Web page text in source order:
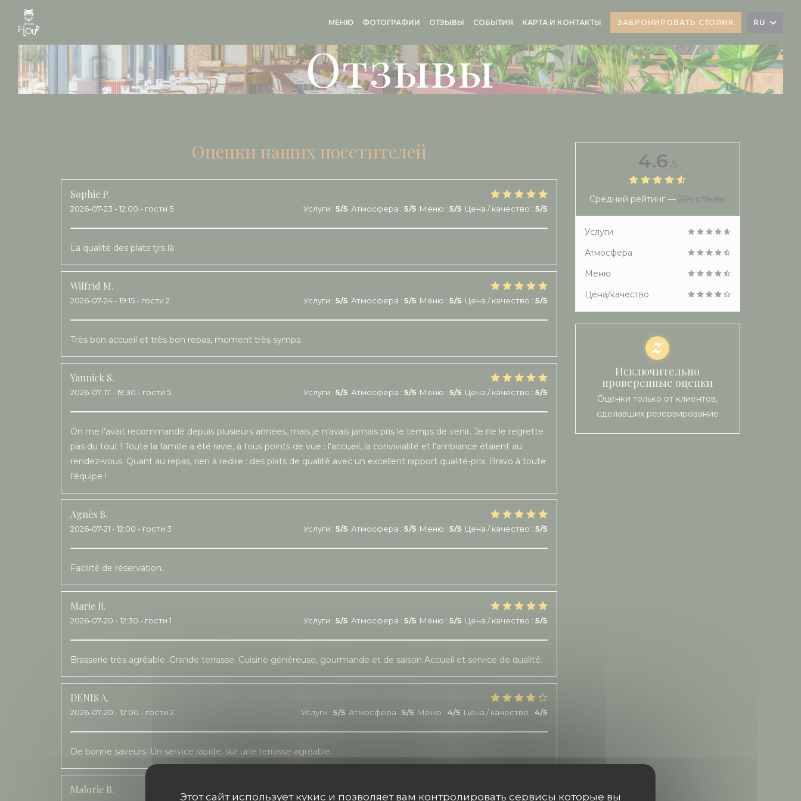
Панель управления cookies
Этот сайт использует кукис и позволяет вам контролировать сервисы которые вы
МЕНЮ ФОТОГРАФИИ ОТЗЫВЫ СОБЫТИЯ КАРТА И КОНТАКТЫ ЗАБРОНИРОВАТЬ СТОЛИК RU
Отзывы
Оценки наших посетителей
Sophie P
2026-07-23 - 12:00 - гости 5 Услуги : 5/5 Атмосфера : 5/5 Меню : 5/5 Цена / качество : 5/5
La qualité des plats tjrs là
Wilfrid M
2026-07-24 - 19:15 - гости 2 Услуги : 5/5 Атмосфера : 5/5 Меню : 5/5 Цена / качество : 5/5
Très bon accueil et très bon repas, moment très sympa.
Yannick S
2026-07-17 - 19:30 - гости 5 Услуги : 5/5 Атмосфера : 5/5 Меню : 5/5 Цена / качество : 5/5
On me l'avait recommandé depuis plusieurs années, mais je n'avais jamais pris le temps de venir. Je ne le regrette
pas du tout ! Toute la famille a été ravie, à tous points de vue : l'accueil, la convivialité et l'ambiance étaient au
rendez-vous. Quant au repas, rien à redire : des plats de qualité avec un excellent rapport qualité-prix. Bravo à toute
l'équipe !
Agnès B
2026-07-21 - 12:00 - гости 3 Услуги : 5/5 Атмосфера : 5/5 Меню : 5/5 Цена / качество : 5/5
Facilité de réservation.
Marie R
2026-07-20 - 12:30 - гости 1 Услуги : 5/5 Атмосфера : 5/5 Меню : 5/5 Цена / качество : 5/5
Brasserie très agréable. Grande terrasse. Cuisine généreuse, gourmande et de saison Accueil et service de qualité.
DENIS A
2026-07-20 - 12:00 - гости 2 Услуги : 5/5 Атмосфера : 5/5 Меню : 4/5 Цена / качество : 4/5
De bonne saveurs. Un service rapide, sur une terrasse agréable.
Malorie B
4.6 /5
Средний рейтинг — 264 отзывы
Услуги
Атмосфера
Меню
Цена/качество
Исключительно
проверенные оценки
Оценки только от клиентов,
сделавших резервирование